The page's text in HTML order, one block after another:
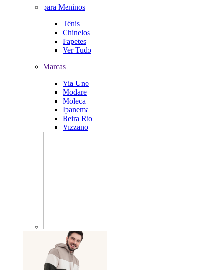
para Meninos
Tênis
Chinelos
Papetes
Ver Tudo
Marcas
Via Uno
Modare
Moleca
Ipanema
Beira Rio
Vizzano